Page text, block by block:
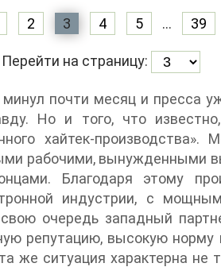
2 3 4 5 ... 39
Перейти на страницу:
почти месяц и пресса
Но и того, что
хайтек-
рабочими, вынужденными
Благодаря этому
индустрии, с
очередь западный
репутацию, высокую норму
же ситуация характерна не